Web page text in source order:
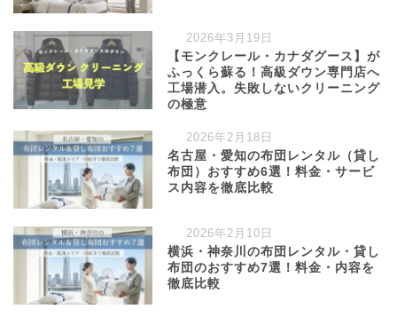
2026年3月19日
【モンクレール・カナダグース】が
ふっくら蘇る！高級ダウン専門店へ
工場潜入。失敗しないクリーニング
の極意
2026年2月18日
名古屋・愛知の布団レンタル（貸し
布団）おすすめ6選！料金・サービ
ス内容を徹底比較
2026年2月10日
横浜・神奈川の布団レンタル・貸し
布団のおすすめ7選！料金・内容を
徹底比較